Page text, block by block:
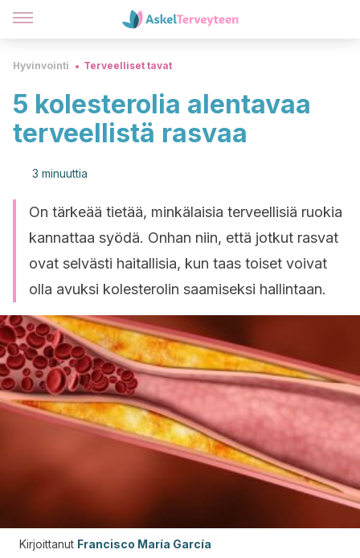
Hyvinvointi Terveelliset tavat
5 kolesterolia alentavaa
terveellistä rasvaa
3 minuuttia
On tärkeää tietää, minkälaisia terveellisiä ruokia
kannattaa syödä. Onhan niin, että jotkut rasvat
ovat selvästi haitallisia, kun taas toiset voivat
olla avuksi kolesterolin saamiseksi hallintaan.
Kirjoittanut Francisco María García